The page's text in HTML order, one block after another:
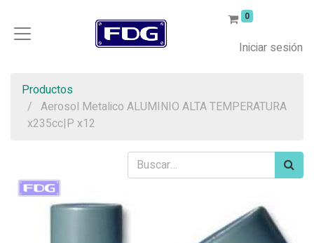
0
Iniciar sesión
Productos
Aerosol Metalico ALUMINIO ALTA TEMPERATURA
x235cc|P x12